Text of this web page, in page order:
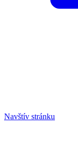
Navštív stránku